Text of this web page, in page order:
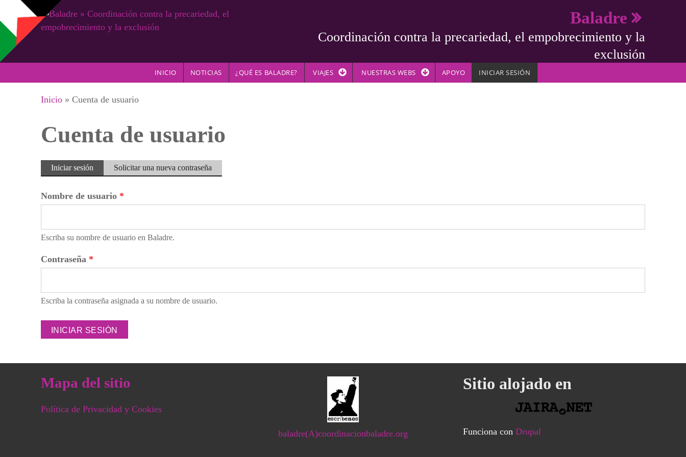
Pasar al contenido principal
Baladre
Coordinación contra la precariedad, el empobrecimiento y la
exclusión
INICIO NOTICIAS ¿QUÉ ES BALADRE? VIAJES NUESTRAS WEBS APOYO INICIAR SESIÓN
Se encuentra usted aquí
Inicio » Cuenta de usuario
Cuenta de usuario
Solapas principales
Iniciar sesión (solapaSolicitar una nueva contraseña
Nombre de usuario *
Escriba su nombre de usuario en Baladre.
Contraseña *
Escriba la contraseña asignada a su nombre de usuario.
Mapa del sitio
Política de Privacidad y Cookies
baladre(A)coordinacionbaladre.org
Sitio alojado en
Funciona con Drupal